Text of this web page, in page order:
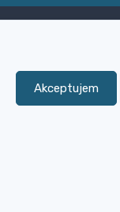
Akceptujem